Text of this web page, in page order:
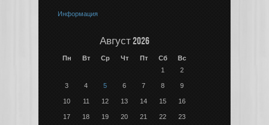
Информация
Август 2026
Пн Вт Ср Чт Пт Сб
Вс
1
2
3 4 5 6 7 8 9
10 11 12 13 14 15 16
17 18 19 20 21 22 23